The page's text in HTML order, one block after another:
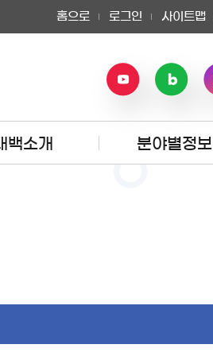
홈으로 로그인 사이트맵
백소개 분야별정보